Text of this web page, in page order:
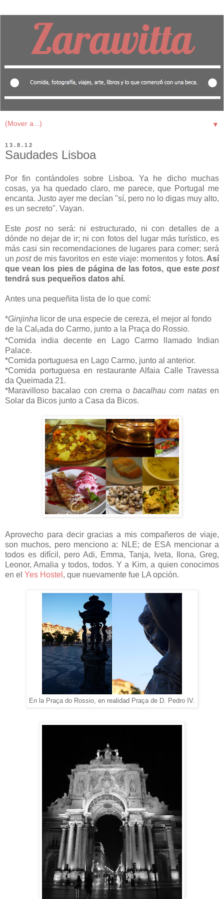
▼
13.8.12
Saudades Lisboa
Por fin contándoles sobre Lisboa. Ya he dicho muchas
cosas, ya ha quedado claro, me parece, que Portugal me
encanta. Justo ayer me decían "sí, pero no lo digas muy alto,
es un secreto". Vayan.
Este post no será: ni estructurado, ni con detalles de a
dónde no dejar de ir; ni con fotos del lugar más turístico, es
más casi sin recomendaciones de lugares para comer; será
unpostde mis favoritos en este viaje: momentos y fotos. Así
que vean los pies de página de las fotos, que este post
tendrá sus pequeños datos ahí.
Antes una pequeñita lista de lo que comí:
*Ginjinha licor de una especie de cereza, el mejor al fondo
de la Cal çada do Carmo, junto a la Praça do Rossio.
*Comida india decente en Lago Carmo llamado Indian
Palace.
*Comida portuguesa en Lago Carmo, junto al anterior.
*Comida portuguesa en restaurante Alfaia Calle Travessa
da Queimada 21.
*Maravilloso bacalao con crema o bacalhau com natas en
Solar da Bicos junto a Casa da Bicos.
Aprovecho para decir gracias a mis compañeros de viaje,
son muchos, pero menciono a: NLE; de ESA mencionar a
todos es difícil, pero Adi, Emma, Tanja, Iveta, Ilona, Greg,
Leonor, Amalia y todos, todos. Y a Kim, a quien conocimos
en el Yes Hostel , que nuevamente fue LA opción.
En la Praça do Rossio, en realidad Praça de D. Pedro IV.